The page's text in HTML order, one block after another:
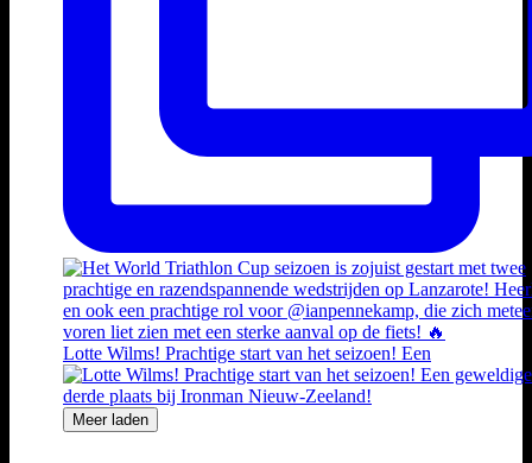
Lotte Wilms! Prachtige start van het seizoen! Een
Meer laden